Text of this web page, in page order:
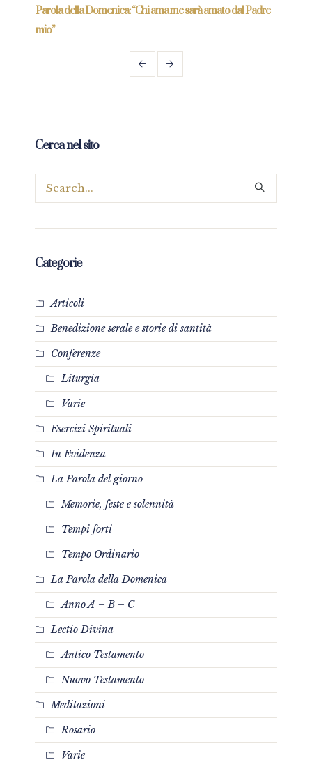
Parola della Domenica: “Chi ama me sarà amato dal Padre
mio”
Cerca nel sito
Categorie
Articoli
Benedizione serale e storie di santità
Conferenze
Liturgia
Varie
Esercizi Spirituali
In Evidenza
La Parola del giorno
Memorie, feste e solennità
Tempi forti
Tempo Ordinario
La Parola della Domenica
Anno A – B – C
Lectio Divina
Antico Testamento
Nuovo Testamento
Meditazioni
Rosario
Varie